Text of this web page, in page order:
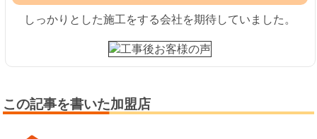
しっかりとした施工をする会社を期待していました。
この記事を書いた加盟店